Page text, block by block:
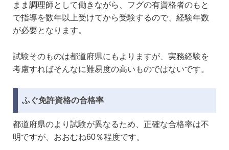
まま調理師として働きながら、フグの有資格者のもと
で指導を数年以上受けてから受験するので、経験年数
が必要となります。
試験そのものは都道府県にもよりますが、実務経験を
考慮すればそんなに難易度の高いものではないです。
ふぐ免許資格の合格率
都道府県のより試験が異なるため、正確な合格率は不
明ですが、おおむね60％程度です。